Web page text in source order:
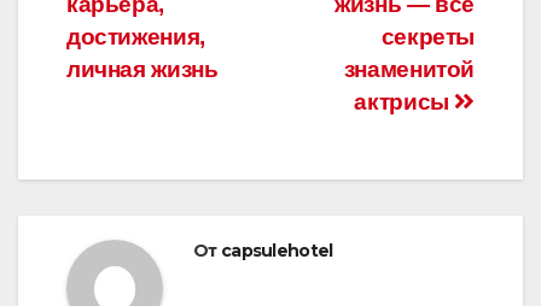
записям
секреты
знаменитой
актрисы
достижения,
личная жизнь
От capsulehotel